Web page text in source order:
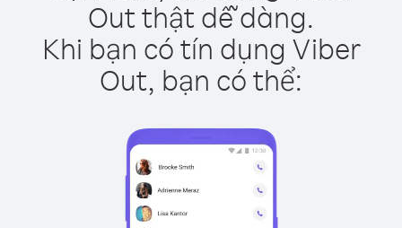
Out thật dễ dàng.
Khi bạn có tín dụng Viber
Out, bạn có thể: